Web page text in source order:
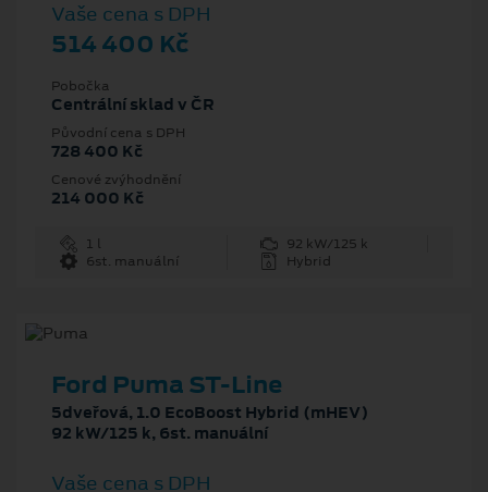
Vaše cena s DPH
514 400 Kč
Pobočka
Centrální sklad v ČR
Původní cena s DPH
728 400 Kč
Cenové zvýhodnění
214 000 Kč
1 l
92 kW/125 k
6st. manuální
Hybrid
Ford Puma ST-Line
5dveřová, 1.0 EcoBoost Hybrid (mHEV)
92 kW/125 k, 6st. manuální
Vaše cena s DPH